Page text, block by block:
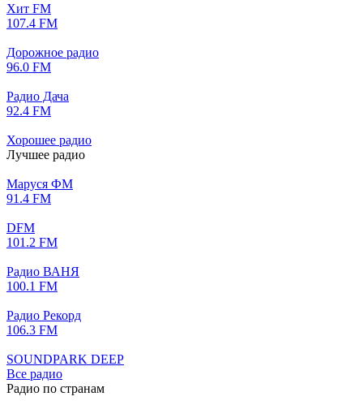
Хит FM
107.4 FM
Дорожное радио
96.0 FM
Радио Дача
92.4 FM
Хорошее радио
Лучшее радио
Маруся ФМ
91.4 FM
DFM
101.2 FM
Радио ВАНЯ
100.1 FM
Радио Рекорд
106.3 FM
SOUNDPARK DEEP
Все радио
Радио по странам